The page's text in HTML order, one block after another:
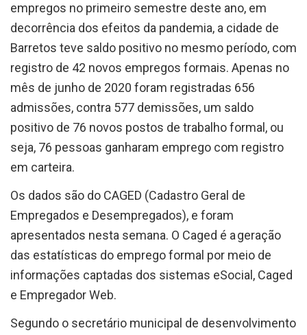
empregos no primeiro semestre deste ano, em
decorrência dos efeitos da pandemia, a cidade de
Barretos teve saldo positivo no mesmo período, com
registro de 42 novos empregos formais. Apenas no
mês de junho de 2020 foram registradas 656
admissões, contra 577 demissões, um saldo
positivo de 76 novos postos de trabalho formal, ou
seja, 76 pessoas ganharam emprego com registro
em carteira.
Os dados são do CAGED (Cadastro Geral de
Empregados e Desempregados), e foram
apresentados nesta semana. O Caged é a geração
das estatísticas do emprego formal por meio de
informações captadas dos sistemas eSocial, Caged
e Empregador Web.
Segundo o secretário municipal de desenvolvimento